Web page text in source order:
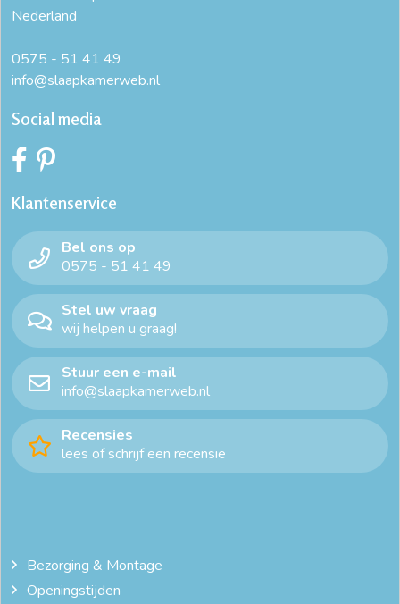
Nederland
0575 - 51 41 49
info@slaapkamerweb.nl
Social media
Klantenservice
Bel ons op
0575 - 51 41 49
Stel uw vraag
wij helpen u graag!
Stuur een e-mail
info@slaapkamerweb.nl
Recensies
lees of schrijf een recensie
Bezorging & Montage
Openingstijden